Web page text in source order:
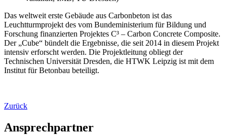
Das weltweit erste Gebäude aus Carbonbeton ist das
Leuchtturmprojekt des vom Bundeministerium für Bildung und
Forschung finanzierten Projektes C³ – Carbon Concrete Composite.
Der „Cube“ bündelt die Ergebnisse, die seit 2014 in diesem Projekt
intensiv erforscht werden. Die Projektleitung obliegt der
Technischen Universität Dresden, die HTWK Leipzig ist mit dem
Institut für Betonbau beteiligt.
Zurück
Ansprechpartner